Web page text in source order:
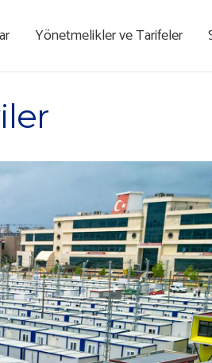
Yönetmelikler ve Tarifeler